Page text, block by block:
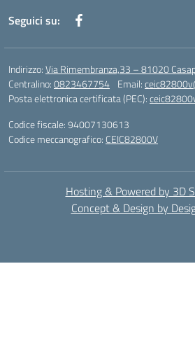
Seguici su:
Indirizzo:Via Rimembranza,33 – 81020
Centralino:0823467754 Email:
Posta elettronica certificata (PEC):
Codice fiscale: 94007130613
Codice meccanografico: CEIC82800V
Hosting & Powered by 3D
Concept & Design by